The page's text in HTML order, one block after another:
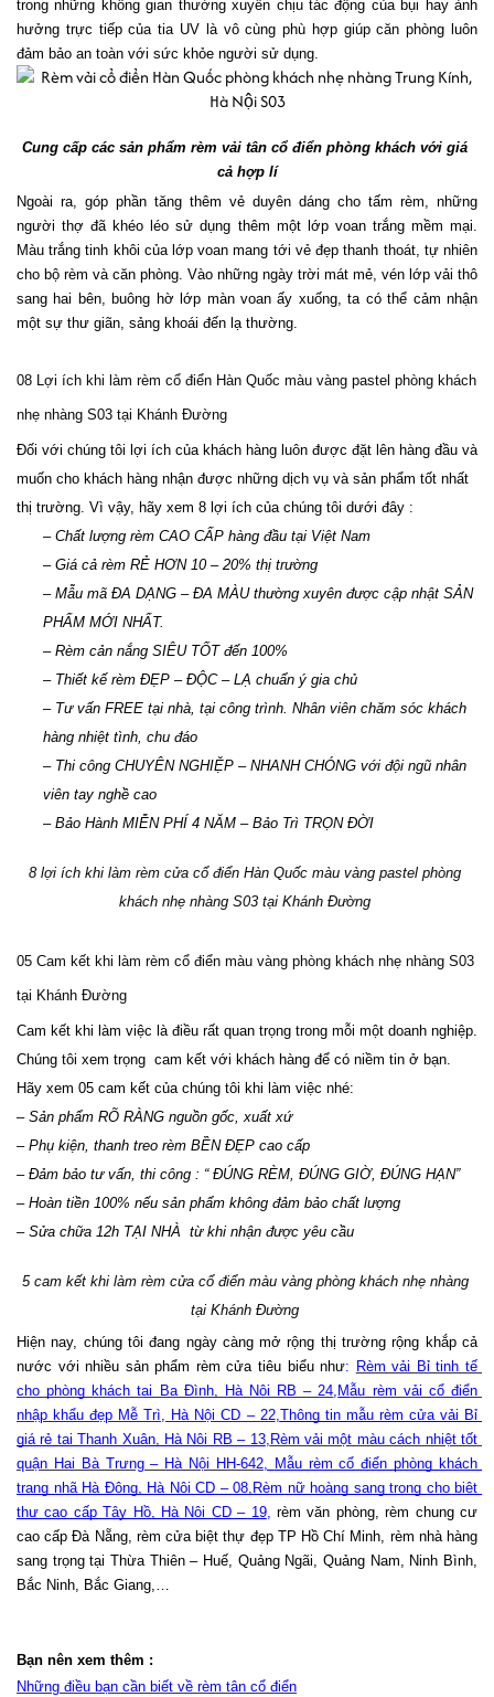
trong những không gian thường xuyên chịu tác động của bụi hay ảnh
hưởng trực tiếp của tia UV là vô cùng phù hợp giúp căn phòng luôn
đảm bảo an toàn với sức khỏe người sử dụng.
Cung cấp các sản phẩm rèm vải tân cổ điển phòng khách với giá
cả hợp lí
Ngoài ra, góp phần tăng thêm vẻ duyên dáng cho tấm rèm, những
người thợ đã khéo léo sử dụng thêm một lớp voan trắng mềm mại.
Màu trắng tinh khôi của lớp voan mang tới vẻ đẹp thanh thoát, tự nhiên
cho bộ rèm và căn phòng. Vào những ngày trời mát mẻ, vén lớp vải thô
sang hai bên, buông hờ lớp màn voan ấy xuống, ta có thể cảm nhận
một sự thư giãn, sảng khoái đến lạ thường.
08 Lợi ích khi làm rèm cổ điển Hàn Quốc màu vàng pastel phòng khách
nhẹ nhàng S03 tại Khánh Đường
Đối với chúng tôi lợi ích của khách hàng luôn được đặt lên hàng đầu và
muốn cho khách hàng nhận được những dịch vụ và sản phẩm tốt nhất
thị trường. Vì vậy, hãy xem 8 lợi ích của chúng tôi dưới đây :
– Chất lượng rèm CAO CẤP hàng đầu tại Việt Nam
– Giá cả rèm RẺ HƠN 10 – 20% thị trường
– Mẫu mã ĐA DẠNG – ĐA MÀU thường xuyên được cập nhật SẢN
PHẨM MỚI NHẤT.
– Rèm cản nắng SIÊU TỐT đến 100%
– Thiết kế rèm ĐẸP – ĐỘC – LẠ chuẩn ý gia chủ
– Tư vấn FREE tại nhà, tại công trình. Nhân viên chăm sóc khách
hàng nhiệt tình, chu đáo
– Thi công CHUYÊN NGHIỆP – NHANH CHÓNG với đội ngũ nhân
viên tay nghề cao
– Bảo Hành MIỄN PHÍ 4 NĂM – Bảo Trì TRỌN ĐỜI
8 lợi ích khi làm rèm cửa cổ điển Hàn Quốc màu vàng pastel phòng
khách nhẹ nhàng S03 tại Khánh Đường
05 Cam kết khi làm rèm cổ điển màu vàng phòng khách nhẹ nhàng S03
tại Khánh Đường
Cam kết khi làm việc là điều rất quan trọng trong mỗi một doanh nghiệp.
Chúng tôi xem trọng  cam kết với khách hàng để có niềm tin ở bạn.
Hãy xem 05 cam kết của chúng tôi khi làm việc nhé:
– Sản phẩm RÕ RÀNG nguồn gốc, xuất xứ
– Phụ kiện, thanh treo rèm BỀN ĐẸP cao cấp
– Đảm bảo tư vấn, thi công : “ ĐÚNG RÈM, ĐÚNG GIỜ, ĐÚNG HẠN”
– Hoàn tiền 100% nếu sản phẩm không đảm bảo chất lượng
– Sửa chữa 12h TẠI NHÀ  từ khi nhận được yêu cầu
5 cam kết khi làm rèm cửa cổ điển màu vàng phòng khách nhẹ nhàng
tại Khánh Đường
Hiện nay, chúng tôi đang ngày càng mở rộng thị trường rộng khắp cả
nước với nhiều sản phẩm rèm cửa tiêu biểu như: Rèm vải Bỉ tinh tế
cho phòng khách tại Ba Đình, Hà Nội RB – 24, Mẫu rèm vải cổ điển
nhập khẩu đẹp Mễ Trì, Hà Nội CD – 22,Thông tin mẫu rèm cửa vải Bỉ
giá rẻ tại Thanh Xuân, Hà Nội RB – 13, Rèm vải một màu cách nhiệt tốt
quận Hai Bà Trưng – Hà Nội HH-642, Mẫu rèm cổ điển phòng khách
trang nhã Hà Đông, Hà Nội CD – 08, Rèm nữ hoàng sang trọng cho biệt
thự cao cấp Tây Hồ, Hà Nội CD – 19, rèm văn phòng, rèm chung cư
cao cấp Đà Nẵng, rèm cửa biệt thự đẹp TP Hồ Chí Minh, rèm nhà hàng
sang trọng tại Thừa Thiên – Huế, Quảng Ngãi, Quảng Nam, Ninh Bình,
Bắc Ninh, Bắc Giang,…
Bạn nên xem thêm :
Những điều bạn cần biết về rèm tân cổ điển